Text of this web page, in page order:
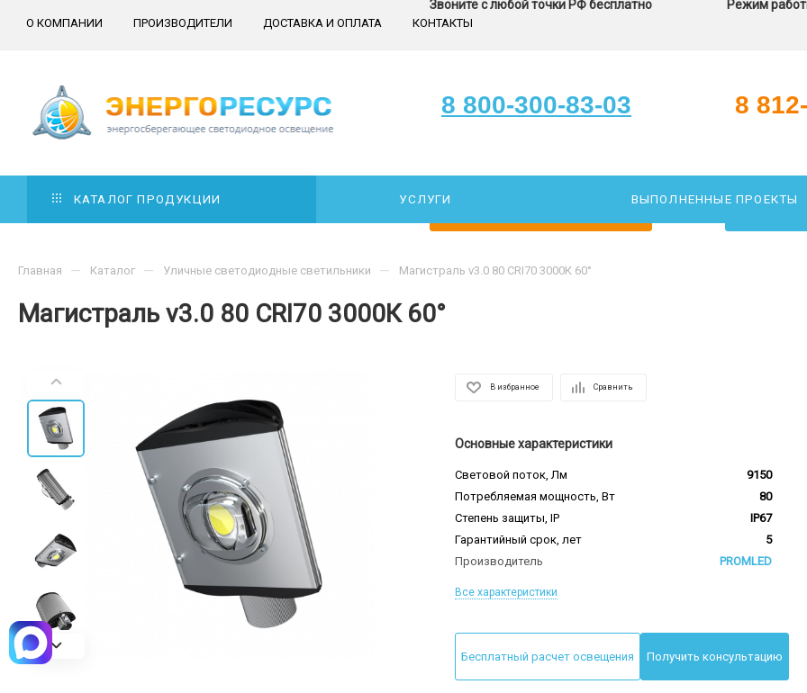
О КОМПАНИИ ПРОИЗВОДИТЕЛИ ДОСТАВКА И ОПЛАТА КОНТАКТЫ
Звоните с любой точки РФ бесплатно
8 800-300-83-03
Режим
8
КАТАЛОГ ПРОДУКЦИИ УСЛУГИ ВЫПОЛНЕННЫЕ ПРОЕКТЫ
Магистраль v3.0 80 CRI70 3000К 60°
Главная — Каталог — Уличные светодиодные светильники — Магистраль v3.0 80 CRI70 3000К 60°
В избранное Сравнить
Основные характеристики
Световой поток, Лм
9150
Потребляемая мощность, Вт
80
Степень защиты, IP
IP67
Гарантийный срок, лет
5
Производитель
PROMLED
Все характеристики
Бесплатный расчет освещения Получить консультацию